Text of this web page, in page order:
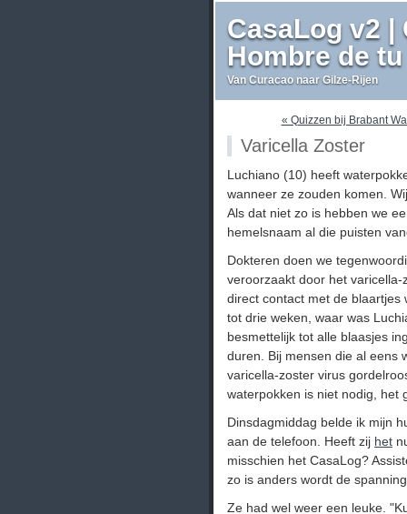
CasaLog v2 |
Hombre de tu
Van Curacao naar Gilze-Rijen
« Quizzen bij Brabant
Varicella Zoster
Luchiano (10) heeft
wanneer ze zouden komen.
Als dat niet zo is hebben we
hemelsnaam al die puisten
Dokteren doen we
veroorzaakt door het
direct contact met de blaartjes
tot drie weken, waar was
besmettelijk tot alle blaasjes
duren. Bij mensen die al eens
varicella-zoster virus
waterpokken is niet nodig, het
Dinsdagmiddag belde ik mijn
aan de telefoon. Heeft zij het
misschien het CasaLog?
zo is anders wordt de
Ze had wel weer een leuke.